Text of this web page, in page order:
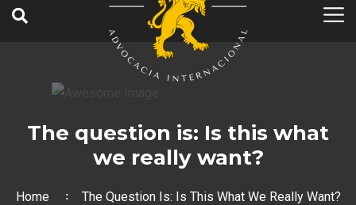
The question is: Is this what
we really want?
Home The Question Is: Is This What We Really Want?